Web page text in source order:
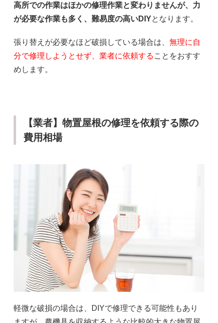
高所での作業はほかの修理作業と変わりませんが、力
が必要な作業も多く、難易度の高いDIYとなります。
張り替えが必要なほど破損している場合は、 無理に自
分で修理しようとせず、業者に依頼する ことをおすす
めします。
【業者】物置屋根の修理を依頼する際の
費用相場
軽微な破損の場合は、DIYで修理できる可能性もあり